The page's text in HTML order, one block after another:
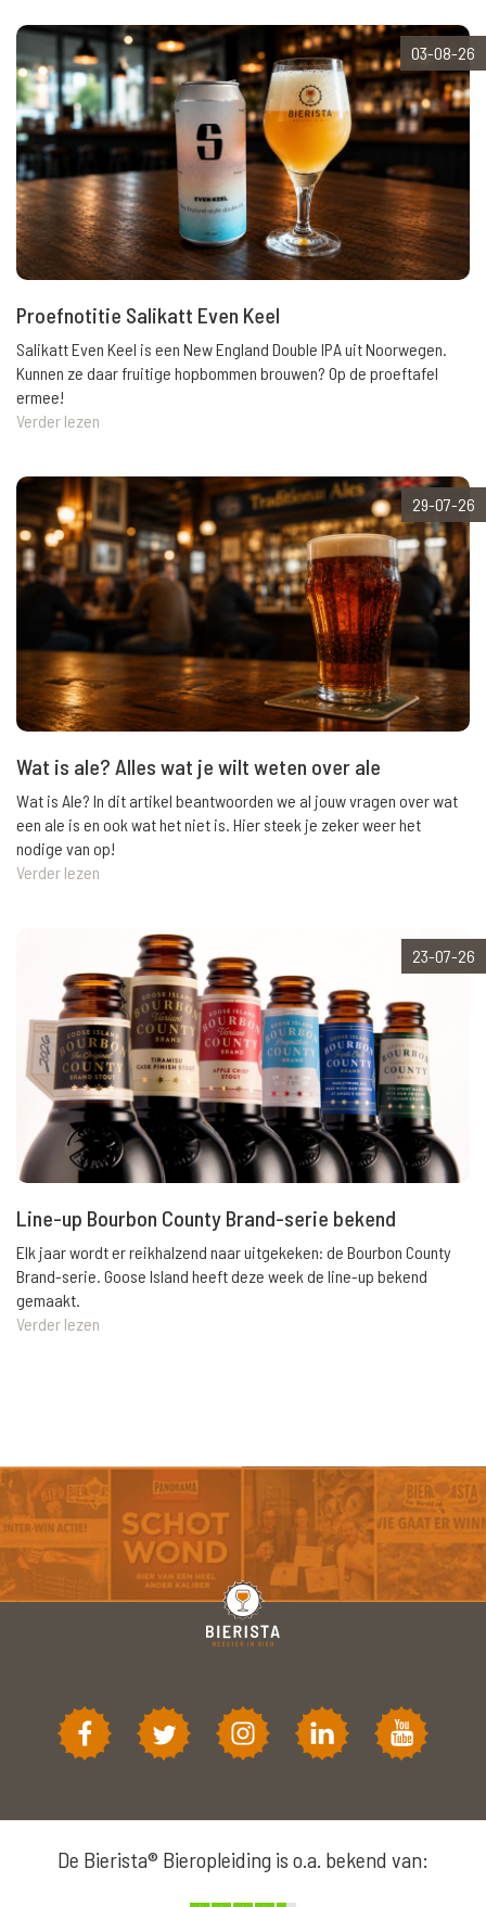
03-08-26
Proefnotitie Salikatt Even Keel
Salikatt Even Keel is een New England Double IPA uit Noorwegen.
Kunnen ze daar fruitige hopbommen brouwen? Op de proeftafel
ermee!
Verder lezen
29-07-26
Wat is ale? Alles wat je wilt weten over ale
Wat is Ale? In dit artikel beantwoorden we al jouw vragen over wat
een ale is en ook wat het niet is. Hier steek je zeker weer het
nodige van op!
Verder lezen
23-07-26
Line-up Bourbon County Brand-serie bekend
Elk jaar wordt er reikhalzend naar uitgekeken: de Bourbon County
Brand-serie. Goose Island heeft deze week de line-up bekend
gemaakt.
Verder lezen
De Bierista® Bieropleiding is o.a. bekend van: